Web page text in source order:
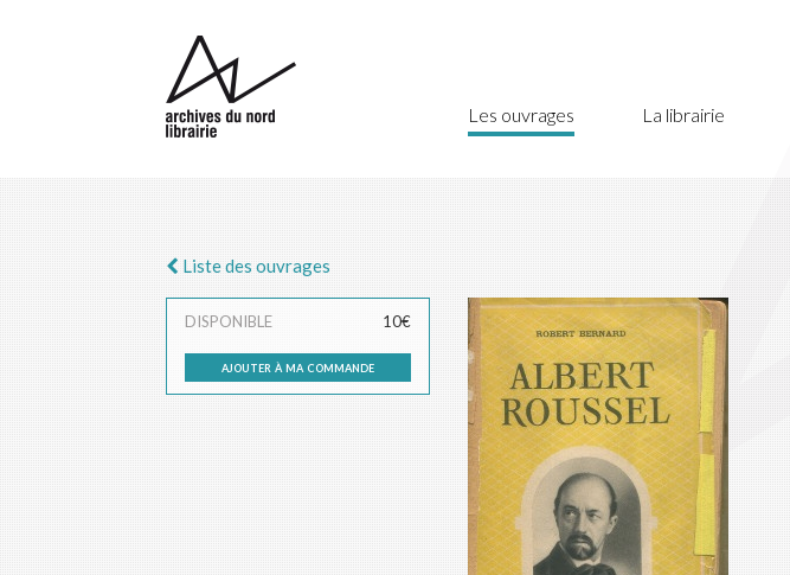
Les ouvrages La librairie
Liste des ouvrages
DISPONIBLE 10€
ajouter à ma commande